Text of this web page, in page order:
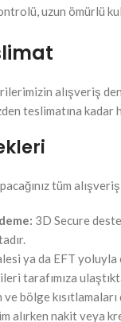
uzun ömürlü
alışveriş
teslimatına
tüm
3D Secure
ya da EFT
tarafımıza
ve bölge
alırken nakit veya